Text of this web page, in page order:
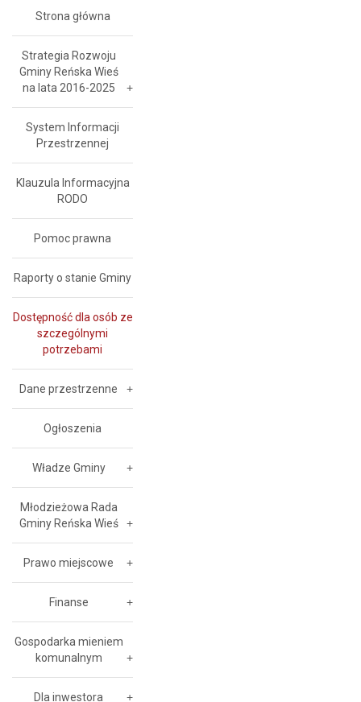
Strona główna
Strategia Rozwoju
Gminy Reńska Wieś
na lata 2016-2025
System Informacji
Przestrzennej
Klauzula Informacyjna
RODO
Pomoc prawna
Raporty o stanie Gminy
Dostępność dla osób ze
szczególnymi
potrzebami
Dane przestrzenne
Ogłoszenia
Władze Gminy
Młodzieżowa Rada
Gminy Reńska Wieś
Prawo miejscowe
Finanse
Gospodarka mieniem
komunalnym
Dla inwestora